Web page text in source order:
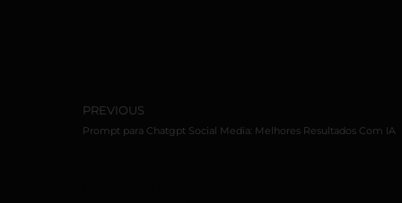
PREVIOUS
Prompt para Chatgpt Social Media: Melhores Resultados Com IA